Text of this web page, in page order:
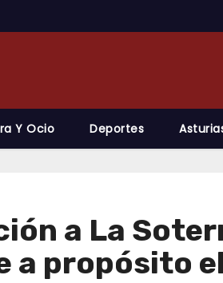
Y Ocio Deportes
a La
a propósito